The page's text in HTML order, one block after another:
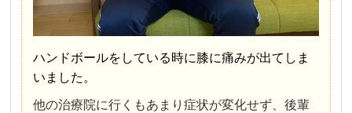
ハンドボールをしている時に膝に痛みが出てしま
いました。
他の治療院に行くもあまり症状が変化せず、後輩